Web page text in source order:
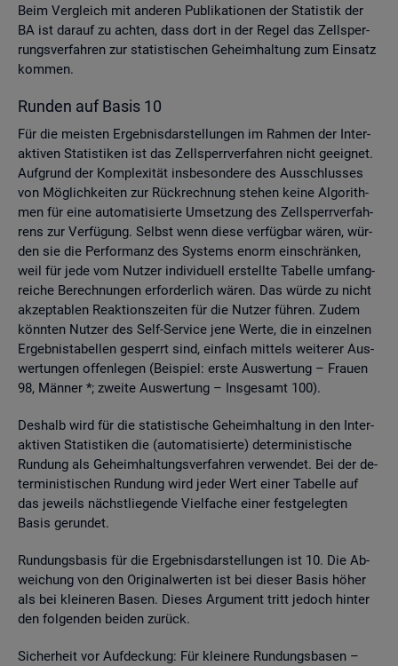
Beim Ver­gleich mit an­de­ren Pu­bli­ka­tio­nen der Sta­tis­tik der
BA ist dar­auf zu ach­ten, dass dort in der Regel das Zell­sper­
rungs­ver­fah­ren zur sta­tis­ti­schen Ge­heim­hal­tung zum Ein­satz
kom­men.
Run­den auf Basis 10
Für die meis­ten Er­geb­nis­dar­stel­lun­gen im Rah­men der In­ter­
ak­ti­ven Sta­tis­ti­ken ist das Zell­sperr­ver­fah­ren nicht ge­eig­net.
Auf­grund der Kom­ple­xi­tät ins­be­son­de­re des Aus­schlus­ses
von Mög­lich­kei­ten zur Rück­rech­nung ste­hen keine Al­go­rith­
men für eine au­to­ma­ti­sier­te Um­set­zung des Zell­sperr­ver­fah­
rens zur Ver­fü­gung. Selbst wenn diese ver­füg­bar wären, wür­
den sie die Per­for­manz des Sys­tems enorm ein­schrän­ken,
weil für jede vom Nut­zer in­di­vi­du­ell er­stell­te Ta­bel­le um­fang­
rei­che Be­rech­nun­gen er­for­der­lich wären. Das würde zu nicht
ak­zep­ta­blen Re­ak­ti­ons­zei­ten für die Nut­zer füh­ren. Zudem
könn­ten Nut­zer des Self-Ser­vice jene Werte, die in ein­zel­nen
Er­geb­nis­ta­bel­len ge­sperrt sind, ein­fach mit­tels wei­te­rer Aus­
wer­tun­gen of­fen­le­gen (Bei­spiel: erste Aus­wer­tung – Frau­en
98, Män­ner *; zwei­te Aus­wer­tung – Ins­ge­samt 100).
Des­halb wird für die sta­tis­ti­sche Ge­heim­hal­tung in den In­ter­
ak­ti­ven Sta­tis­ti­ken die (au­to­ma­ti­sier­te) de­ter­mi­nis­ti­sche
Run­dung als Ge­heim­hal­tungs­ver­fah­ren ver­wen­det. Bei der de­
ter­mi­nis­ti­schen Run­dung wird jeder Wert einer Ta­bel­le auf
das je­weils nächst­lie­gen­de Viel­fa­che einer fest­ge­leg­ten
Basis ge­run­det.
Run­dungs­ba­sis für die Er­geb­nis­dar­stel­lun­gen ist 10. Die Ab­
wei­chung von den Ori­gi­nal­wer­ten ist bei die­ser Basis höher
als bei klei­ne­ren Basen. Die­ses Ar­gu­ment tritt je­doch hin­ter
den fol­gen­den bei­den zu­rück.
Si­cher­heit vor Auf­de­ckung: Für klei­ne­re Run­dungs­ba­sen –